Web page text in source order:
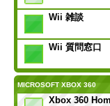
Wii 雑談
Wii 質問窓口
MICROSOFT XBOX 360
Xbox 360